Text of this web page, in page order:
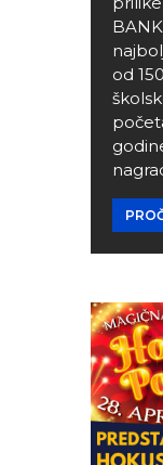
od